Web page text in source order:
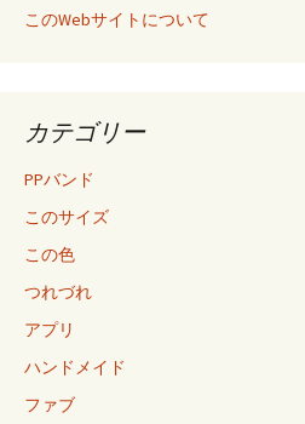
このWebサイトについて
カテゴリー
PPバンド
このサイズ
この色
つれづれ
アプリ
ハンドメイド
ファブ